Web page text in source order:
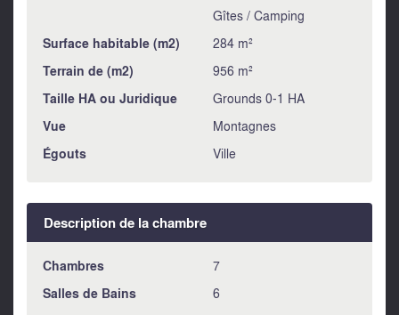
Gîtes / Camping
Surface habitable (m2) 284 m²
Terrain de (m2) 956 m²
Taille HA ou Juridique Grounds 0-1 HA
Vue Montagnes
Égouts Ville
Description de la chambre
Chambres 7
Salles de Bains 6